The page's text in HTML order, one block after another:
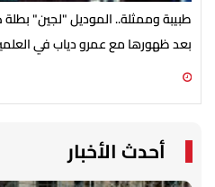
طبيبة وممثلة.. الموديل "لجين" بطلة
بعد ظهورها مع عمرو دياب في
أحدث الأخبار